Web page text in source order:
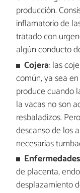
producción.
inflamatorio de
tratado con
algún conducto
Cojera: las
común, ya sea
produce cuando
la vacas no son
resbaladizos.
descanso de los
necesarias
de placenta,
desplazamiento